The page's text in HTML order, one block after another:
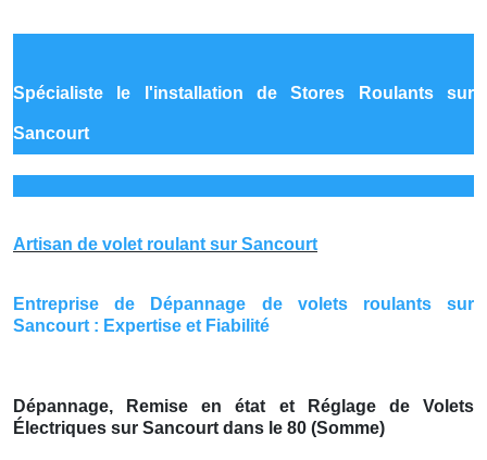
Spécialiste le l'installation de Stores Roulants sur
Sancourt
Artisan de volet roulant sur Sancourt
Entreprise de Dépannage de volets roulants sur
Sancourt : Expertise et Fiabilité
Dépannage, Remise en état et Réglage de Volets
Électriques sur Sancourt dans le 80 (Somme)